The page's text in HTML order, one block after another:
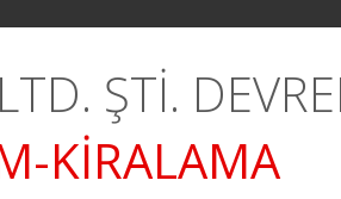
ŞTİ.
KİRALAMA